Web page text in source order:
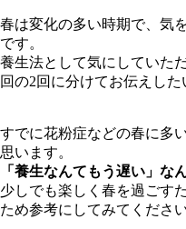
春は変化の多い時期で、気
です。
養生法として気にしていた
回の2回に分けてお伝えした
すでに花粉症などの春に多
思います。
「養生なんてもう遅い」な
少しでも楽しく春を過ごす
ため参考にしてみてください